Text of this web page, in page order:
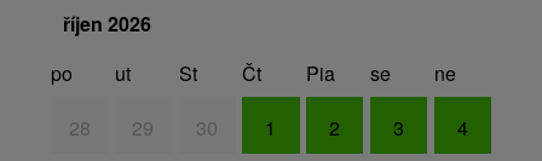
říjen 2026
po
ut St Čt Pia se
ne
28
29 30 1 2 3 4